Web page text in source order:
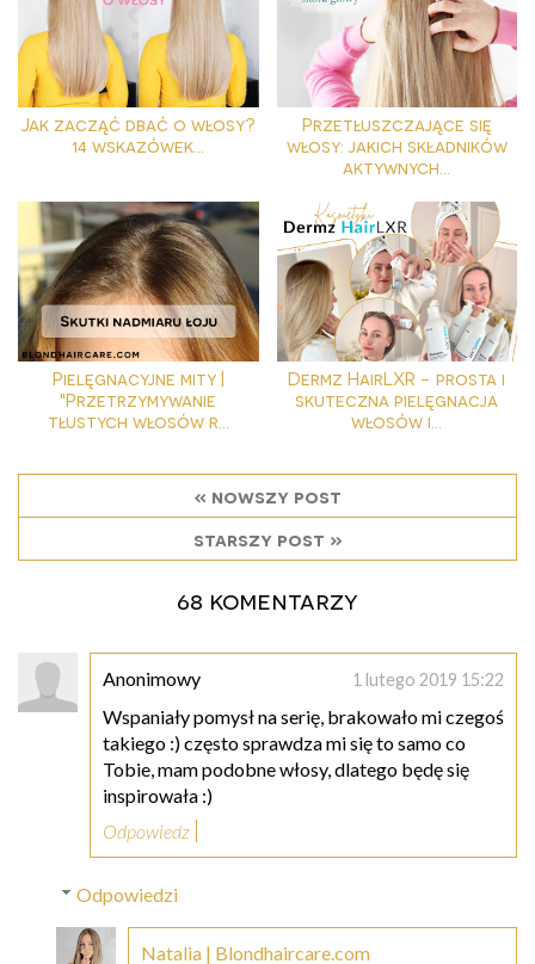
Jak zacząć dbać o włosy?
14 wskazówek...
Przetłuszczające się
włosy: jakich składników
aktywnych...
Pielęgnacyjne mity |
"Przetrzymywanie
tłustych włosów r...
Dermz HairLXR - prosta i
skuteczna pielęgnacja
włosów i...
« nowszy post
starszy post »
68 komentarzy
Anonimowy 1 lutego 2019 15:22
Wspaniały pomysł na serię, brakowało mi czegoś
takiego :) często sprawdza mi się to samo co
Tobie, mam podobne włosy, dlatego będę się
inspirowała :)
Odpowiedz
Odpowiedzi
Natalia | Blondhaircare.com